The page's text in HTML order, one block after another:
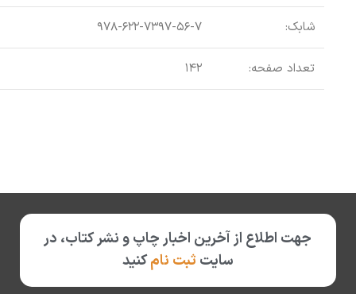
شابک: ۹۷۸-۶۲۲-۷۳۹۷-۵۶-۷
تعداد صفحه: ۱۴۲
جهت اطلاع از آخرین اخبار چاپ و نشر کتاب، در
سایت ثبت نامکنید